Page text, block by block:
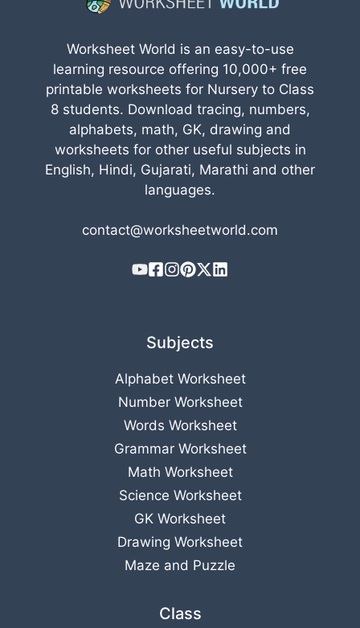
Worksheet World is an easy-to-use
learning resource offering 10,000+ free
printable worksheets for Nursery to Class
8 students. Download tracing, numbers,
alphabets, math, GK, drawing and
worksheets for other useful subjects in
English, Hindi, Gujarati, Marathi and other
languages.
contact@worksheetworld.com
Subjects
Alphabet Worksheet
Number Worksheet
Words Worksheet
Grammar Worksheet
Math Worksheet
Science Worksheet
GK Worksheet
Drawing Worksheet
Maze and Puzzle
Class